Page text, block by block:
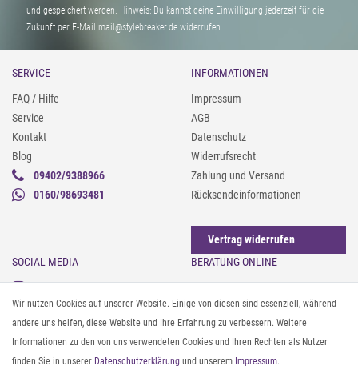
und gespeichert werden. Hinweis: Du kannst deine Einwilligung jederzeit für die
Zukunft per E-Mail mail@stylebreaker.de widerrufen
SERVICE
FAQ / Hilfe
Service
Kontakt
Blog
09402/9388966
0160/98693481
INFORMATIONEN
Impressum
AGB
Datenschutz
Widerrufsrecht
Zahlung und Versand
Rücksendeinformationen
Vertrag widerrufen
SOCIAL MEDIA
Instagram
Facebook
Pinterest
Twitter
Youtube
BERATUNG ONLINE
Gürtel messen & kürzen
Sonnenbrillen & UV-Schutz
Textilpflege
Textil- und Material-Guide
Geldbörse richtig organisieren
Wir nutzen Cookies auf unserer Website. Einige von diesen sind essenziell, während
andere uns helfen, diese Website und Ihre Erfahrung zu verbessern. Weitere
Informationen zu den von uns verwendeten Cookies und Ihren Rechten als Nutzer
finden Sie in unserer Daten­schutz­erklärung und unserem Impressum.